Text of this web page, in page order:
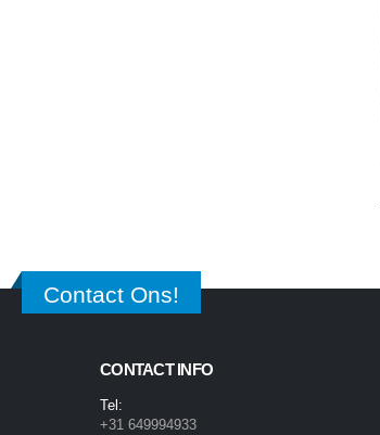
Contact Ons!
CONTACT INFO
Tel:
+31 649994933